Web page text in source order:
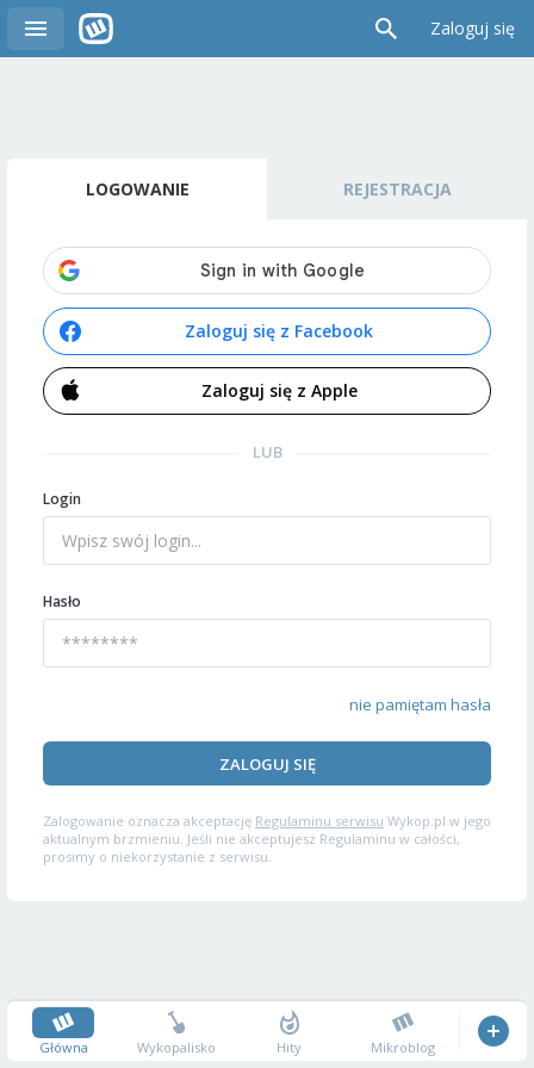
Zaloguj się
LOGOWANIE REJESTRACJA
Zaloguj się z Facebook
Zaloguj się z Apple
LUB
Login
Hasło
nie pamiętam hasła
ZALOGUJ SIĘ
Zalogowanie oznacza akceptację Regulaminu serwisu Wykop.pl w jego
aktualnym brzmieniu. Jeśli nie akceptujesz Regulaminu w całości,
prosimy o niekorzystanie z serwisu.
Główna Wykopalisko Hity Mikroblog